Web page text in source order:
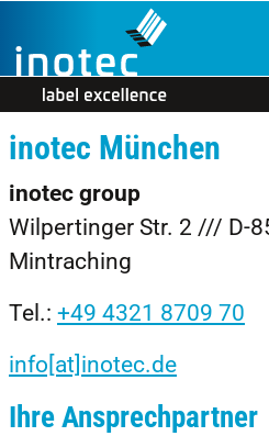
Zur Navigation springen
Zum Inhalt springen
inotec München
inotec group
Wilpertinger Str. 2 /// D-
Mintraching
Tel.: +49 4321 8709 70
info[at]inotec.de
Ihre Ansprechpartner